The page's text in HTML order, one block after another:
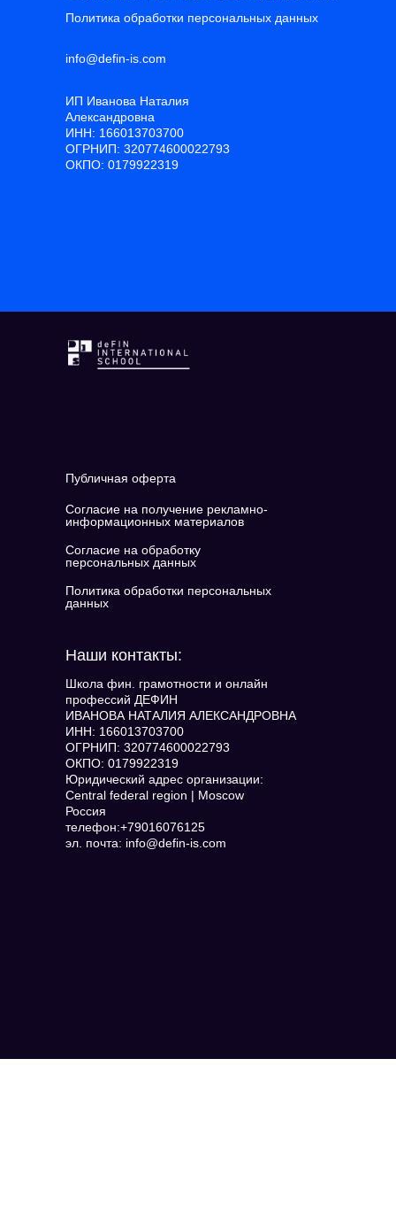
Политика обработки персональных данных
info@defin-is.com
ИП Иванова Наталия
Александровна
ИНН: 166013703700
ОГРНИП: 320774600022793
ОКПО: 0179922319
Наши контакты:
Школа фин. грамотности и онлайн
профессий ДЕФИН
ИВАНОВА НАТАЛИЯ АЛЕКСАНДРОВНА
ИНН: 166013703700
ОГРНИП: 320774600022793
ОКПО: 0179922319
Юридический адрес организации:
Central federal region | Moscow
Россия
телефон:+79016076125
эл. почта: info@defin-is.com
Публичная оферта
Согласие на получение рекламно-
информационных материалов
Согласие на обработку
персональных данных
Политика обработки персональных
данных